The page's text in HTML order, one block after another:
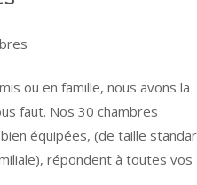
ou en famille, nous avons la
faut. Nos 30 chambres
équipées, (de taille
répondent à toutes vos